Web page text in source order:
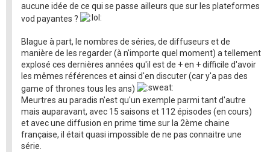
aucune idée de ce qui se passe ailleurs que sur les plateformes
vod payantes ?
Blague à part, le nombres de séries, de diffuseurs et de
manière de les regarder (à n'importe quel moment) a tellement
explosé ces dernières années qu'il est de + en + difficile d'avoir
les mêmes références et ainsi d'en discuter (car y'a pas des
game of thrones tous les ans)
Meurtres au paradis n'est qu'un exemple parmi tant d'autre
mais auparavant, avec 15 saisons et 112 épisodes (en cours)
et avec une diffusion en prime time sur la 2ème chaine
française, il était quasi impossible de ne pas connaitre une
série.